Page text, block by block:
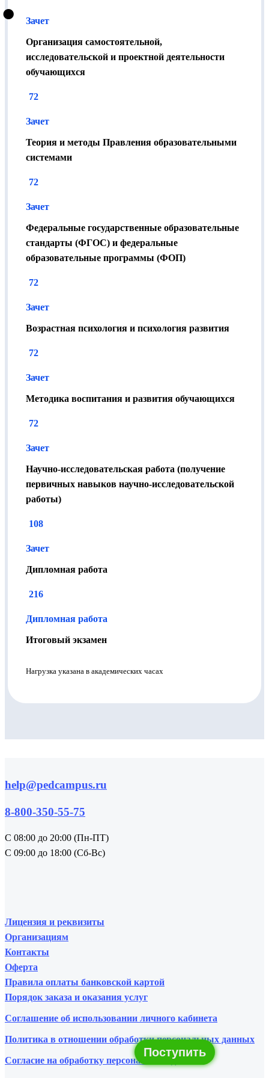
кабинет налогоплательщика). Размер налогового
вычета зависит от Вашей ставки НДФЛ (минимум -
13 %).
метро Семеновская, ул. Ткацкая, д. 1) или по почте.
Отправка по России производится бесплатно.
• Зачет
Организация самостоятельной,
исследовательской и проектной деятельности
обучающихся
72
Зачет
Теория и методы Правления образовательными
системами
72
Зачет
Федеральные государственные образовательные
стандарты (ФГОС) и федеральные
образовательные программы (ФОП)
72
Зачет
Возрастная психология и психология развития
72
Зачет
Методика воспитания и развития обучающихся
72
Зачет
Научно-исследовательская работа (получение
первичных навыков научно-исследовательской
работы)
108
Зачет
Дипломная работа
216
Дипломная работа
Итоговый экзамен
Нагрузка указана в академических часах
Поступить
help@pedcampus.ru
8-800-350-55-75
С 08:00 до 20:00 (Пн-ПТ)
С 09:00 до 18:00 (Сб-Вс)
Лицензия и реквизиты
Организациям
Контакты
Оферта
Правила оплаты банковской картой
Порядок заказа и оказания услуг
Соглашение об использовании личного кабинета
Политика в отношении обработки персональных данных
Согласие на обработку персональных данных